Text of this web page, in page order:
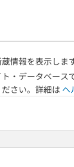
情報を表示します
・データベー
さい。詳細は ヘ